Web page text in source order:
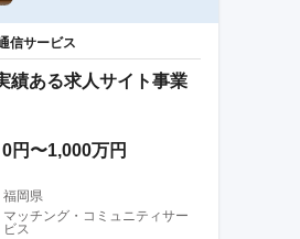
信サービス
績ある求人サイト事業
0円〜1,000万円
福岡県
マッチング・コミュニティサー
ビス